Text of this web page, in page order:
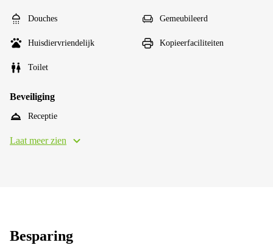
Douches Gemeubileerd
Huisdiervriendelijk Kopieerfaciliteiten
Toilet
Beveiliging
Receptie
Laat meer zien
Besparing